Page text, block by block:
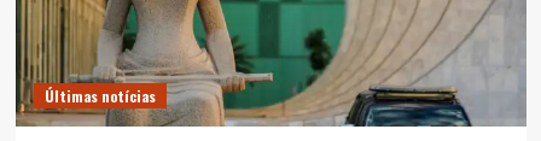
Últimas notícias